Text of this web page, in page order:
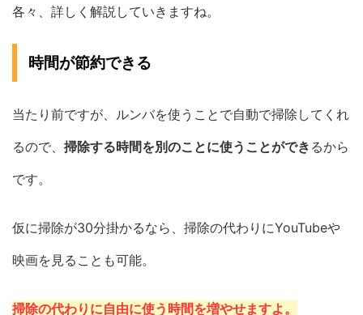
各々、詳しく解説していきますね。
時間が節約できる
当たり前ですが、ルンバを使うことで自動で掃除してくれ
るので、 掃除する時間を別のことに使うことができ るから
です。
仮に掃除が30分掛かるなら、掃除の代わりにYouTubeや
映画を見ることも可能。
掃除の代わりに自由に使う時間を増やせますよ。